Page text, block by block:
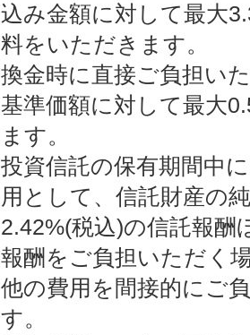
込み金額に対して最大
料をいただきます。
換金時に直接ご負担い
基準価額に対して最大
ます。
投資信託の保有期間中
用として、信託財産の
2.42%(税込)の信託報酬
報酬をご負担いただく
他の費用を間接的にご
す。